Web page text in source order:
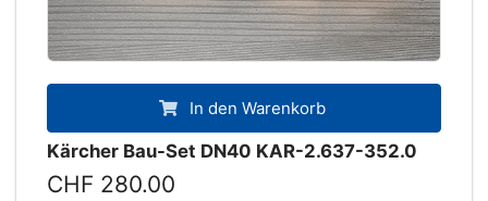
In den Warenkorb
Kärcher Bau-Set DN40 KAR-2.637-352.0
CHF 280.00